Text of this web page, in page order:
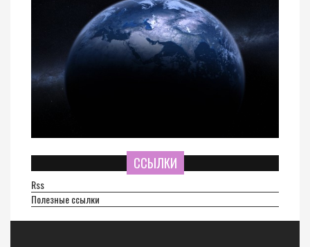
ССЫЛКИ
Rss
Полезные ссылки